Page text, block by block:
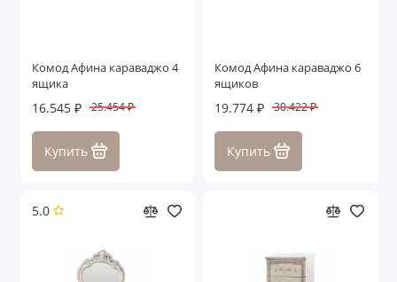
Комод Афина караваджо 4
ящика
16.545 ₽ 25.454 ₽
Купить
Комод Афина караваджо 6
ящиков
19.774 ₽ 30.422 ₽
Купить
5.0